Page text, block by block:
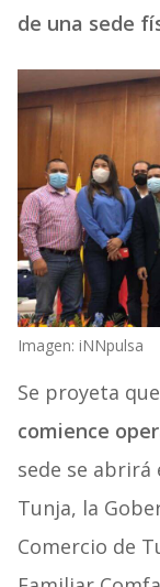
de una sede
Imagen: iNNpulsa
Se proyeta que
comience
sede se abrirá
Tunja, la
Comercio de